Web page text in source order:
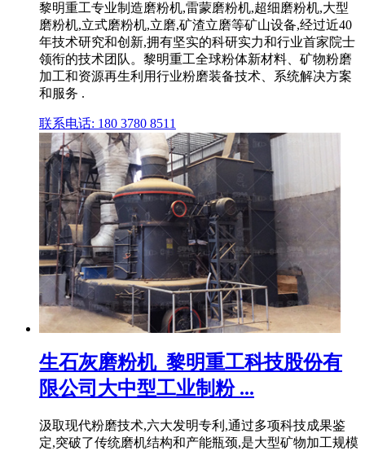
黎明重工专业制造磨粉机,雷蒙磨粉机,超细磨粉机,大型
磨粉机,立式磨粉机,立磨,矿渣立磨等矿山设备,经过近40
年技术研究和创新,拥有坚实的科研实力和行业首家院士
领衔的技术团队。黎明重工全球粉体新材料、矿物粉磨
加工和资源再生利用行业粉磨装备技术、系统解决方案
和服务 .
联系电话: 180 3780 8511
生石灰磨粉机_黎明重工科技股份有
限公司大中型工业制粉 ...
汲取现代粉磨技术,六大发明专利,通过多项科技成果鉴
定,突破了传统磨机结构和产能瓶颈,是大型矿物加工规模